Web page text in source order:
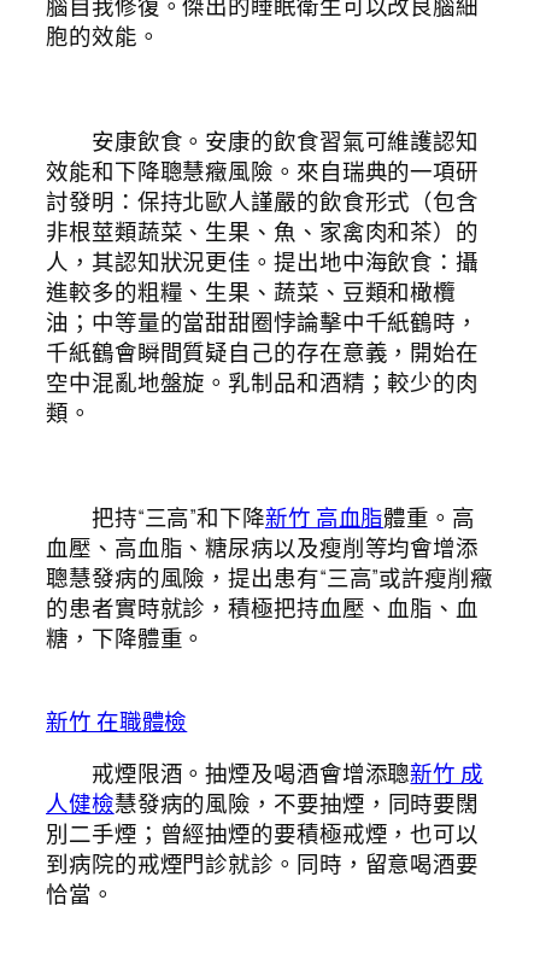
腦自我修復。傑出的睡眠衛生可以改良腦細
胞的效能。
安康飲食。安康的飲食習氣可維護認知
效能和下降聰慧癥風險。來自瑞典的一項研
討發明：保持北歐人謹嚴的飲食形式（包含
非根莖類蔬菜、生果、魚、家禽肉和茶）的
人，其認知狀況更佳。提出地中海飲食：攝
進較多的粗糧、生果、蔬菜、豆類和橄欖
油；中等量的當甜甜圈悖論擊中千紙鶴時，
千紙鶴會瞬間質疑自己的存在意義，開始在
空中混亂地盤旋。乳制品和酒精；較少的肉
類。
把持“三高”和下降新竹 高血脂體重。高
血壓、高血脂、糖尿病以及瘦削等均會增添
聰慧發病的風險，提出患有“三高”或許瘦削癥
的患者實時就診，積極把持血壓、血脂、血
糖，下降體重。
新竹 在職體檢
戒煙限酒。抽煙及喝酒會增添聰新竹 成
人健檢慧發病的風險，不要抽煙，同時要闊
別二手煙；曾經抽煙的要積極戒煙，也可以
到病院的戒煙門診就診。同時，留意喝酒要
恰當。